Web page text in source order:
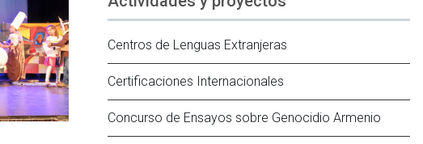
Centros de Lenguas Extranjeras
Certificaciones Internacionales
Concurso de Ensayos sobre Genocidio Armenio